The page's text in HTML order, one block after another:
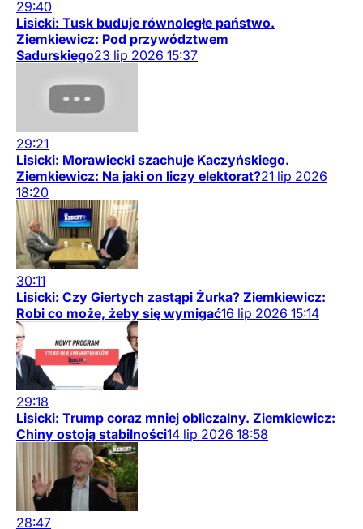
29:40
Lisicki: Tusk buduje równoległe państwo.
Ziemkiewicz: Pod przywództwem
Sadurskiego23 lip 2026 15:37
29:21
Lisicki: Morawiecki szachuje Kaczyńskiego.
Ziemkiewicz: Na jaki on liczy elektorat?21 lip 2026
18:20
30:11
Lisicki: Czy Giertych zastąpi Żurka? Ziemkiewicz:
Robi co może, żeby się wymigać16 lip 2026 15:14
29:18
Lisicki: Trump coraz mniej obliczalny. Ziemkiewicz:
Chiny ostoją stabilności14 lip 2026 18:58
28:47